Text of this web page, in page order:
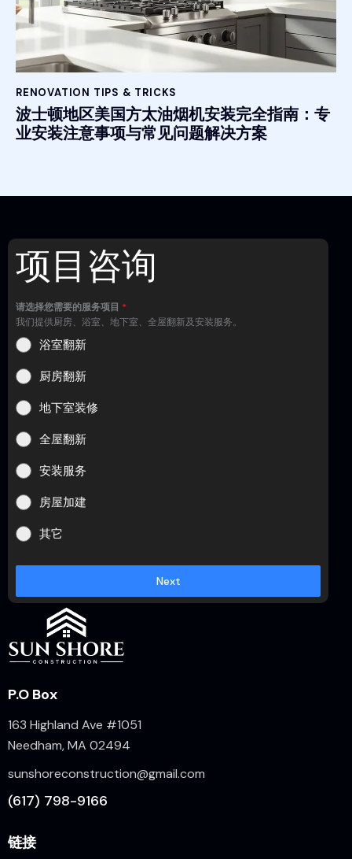
RENOVATION TIPS & TRICKS
波士顿地区美国方太油烟机安装完全指南：专
业安装注意事项与常见问题解决方案
项目咨询
请选择您需要的服务项目 *
我们提供厨房、浴室、地下室、全屋翻新及安装服务。
浴室翻新
厨房翻新
地下室装修
全屋翻新
安装服务
房屋加建
其它
Next
P.O Box
163 Highland Ave #1051
Needham, MA 02494
sunshoreconstruction@gmail.com
(617) 798-9166
链接